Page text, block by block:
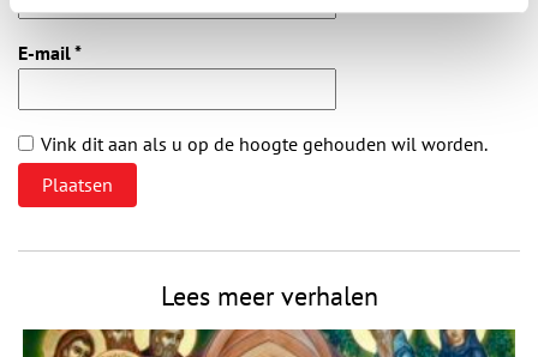
E-mail*
Vink dit aan als u op de hoogte gehouden wil worden.
Lees meer verhalen